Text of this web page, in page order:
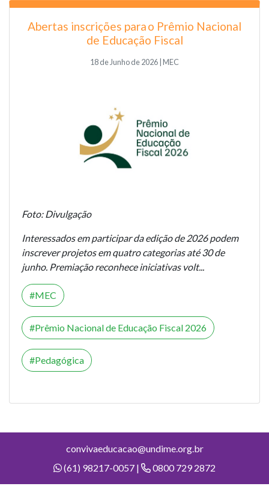
Abertas inscrições para o Prêmio Nacional
de Educação Fiscal
18 de Junho de 2026 | MEC
Foto: Divulgação
Interessados em participar da edição de 2026 podem
inscrever projetos em quatro categorias até 30 de
junho. Premiação reconhece iniciativas volt...
MEC
Prêmio Nacional de Educação Fiscal 2026
Pedagógica
convivaeducacao@undime.org.br
(61) 98217-0057 |
0800 729 2872